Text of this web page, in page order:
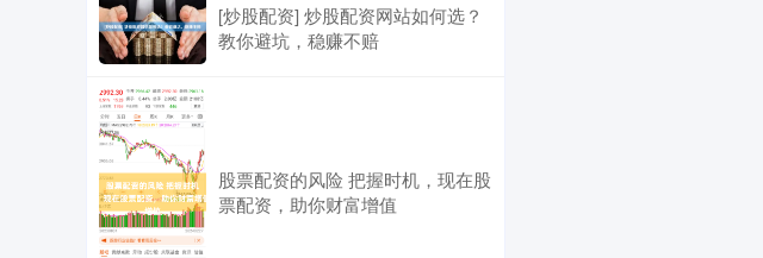
[炒股配资] 炒股配资网站如何选？
教你避坑，稳赚不赔
股票配资的风险 把握时机，现在股
票配资，助你财富增值